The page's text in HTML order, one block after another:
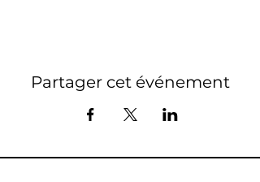
Partager cet événement